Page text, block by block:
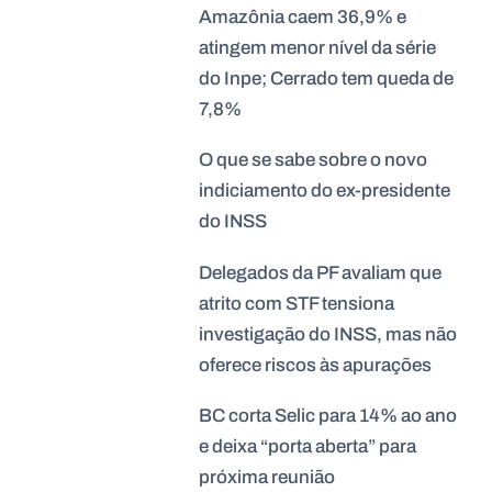
Amazônia caem 36,9% e
atingem menor nível da série
do Inpe; Cerrado tem queda de
7,8%
O que se sabe sobre o novo
indiciamento do ex-presidente
do INSS
Delegados da PF avaliam que
atrito com STF tensiona
investigação do INSS, mas não
oferece riscos às apurações
BC corta Selic para 14% ao ano
e deixa “porta aberta” para
próxima reunião